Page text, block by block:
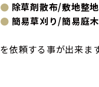
● 除草剤散布/敷地整地
● 簡易草刈り/簡易庭
を依頼する事が出来ます